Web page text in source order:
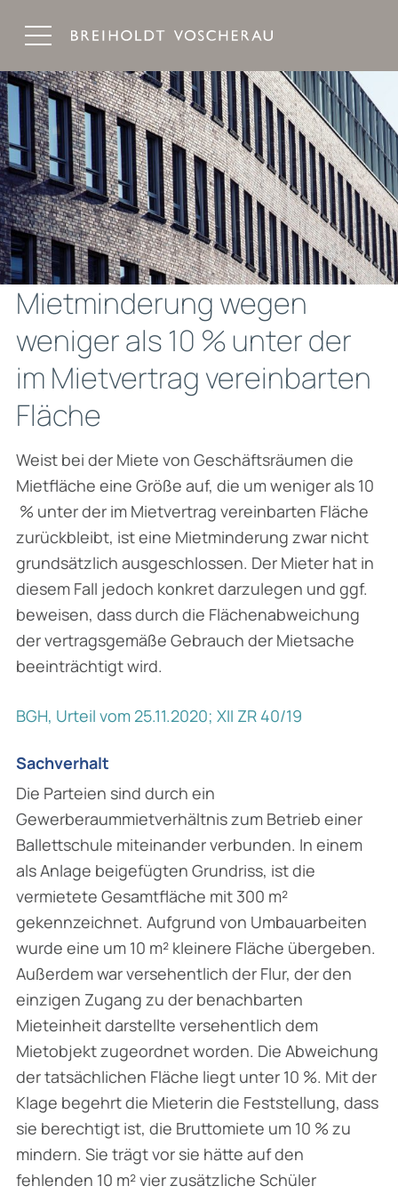
Mietminderung wegen
weniger als 10 % unter der
im Mietvertrag vereinbarten
Fläche
Weist bei der Miete von Geschäftsräumen die
Mietfläche eine Größe auf, die um weniger als 10
% unter der im Mietvertrag vereinbarten Fläche
zurückbleibt, ist eine Mietminderung zwar nicht
grundsätzlich ausgeschlossen. Der Mieter hat in
diesem Fall jedoch konkret darzulegen und ggf.
beweisen, dass durch die Flächen­abweichung
der vertragsgemäße Gebrauch der Mietsache
beeinträchtigt wird.
BGH, Urteil vom 25.11.2020; XII ZR 40/19
Sachverhalt
Die Parteien sind durch ein
Gewerberaummietverhältnis zum Betrieb einer
Ballettschule mit­einander verbunden. In einem
als Anlage beigefügten Grundriss, ist die
vermietete Gesamt­fläche mit 300 m²
gekennzeichnet. Aufgrund von Umbauarbeiten
wurde eine um 10 m² kleinere Fläche übergeben.
Außerdem war versehentlich der Flur, der den
einzigen Zugang zu der benachbarten
Mieteinheit darstellte versehentlich dem
Mietobjekt zugeordnet worden. Die Abweichung
der tatsächlichen Fläche liegt unter 10 %. Mit der
Klage begehrt die Mieterin die Feststellung, dass
sie berechtigt ist, die Bruttomiete um 10 % zu
mindern. Sie trägt vor sie hätte auf den
fehlenden 10 m² vier zusätzliche Schüler